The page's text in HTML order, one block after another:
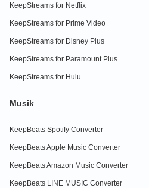
KeepStreams for Netflix
KeepStreams for Prime Video
KeepStreams for Disney Plus
KeepStreams for Paramount Plus
KeepStreams for Hulu
Musik
KeepBeats Spotify Converter
KeepBeats Apple Music Converter
KeepBeats Amazon Music Converter
KeepBeats LINE MUSIC Converter